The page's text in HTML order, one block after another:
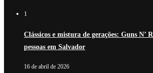
1
Clássicos e mistura de gerações: Guns N’
pessoas em Salvador
16 de abril de 2026